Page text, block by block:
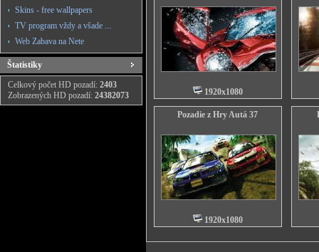
Skins - free wallpapers
TV program vždy a všade ...
Web Zabava na Nete
Štatistiky
Celkový počet HD pozadí: 2403
Zobrazených HD pozadí: 24382073 1920x1080
Pozadie z Hry Autá 37
1920x1080